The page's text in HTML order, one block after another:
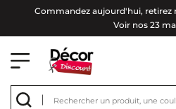
Commandez aujourd'hui, retirez
Voir nos 23